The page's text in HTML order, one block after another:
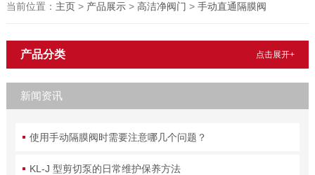
当前位置： 主页> 产品展示> 高洁净阀门 > 手动直通隔膜阀
产品分类 点击展开+
新闻资讯
使用手动隔膜阀时需要注意哪几个问题？
KL-J 型剪切泵的日常维护保养方法